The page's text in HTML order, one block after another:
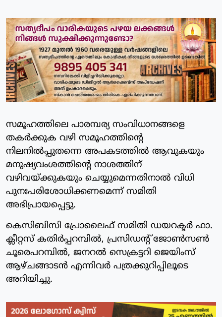
സമൂഹത്തിലെ പാരമ്പര്യ സംവിധാനങ്ങളെ
തകര്‍ക്കുക വഴി സമൂഹത്തിന്റെ
നിലനില്‍പ്പുതന്നെ അപകടത്തില്‍ ആവുകയും
മനുഷ്യവംശത്തിന്റെ നാശത്തിന്
വഴിവയ്ക്കുകയും ചെയ്യുമെന്നതിനാല്‍ വിധി
പുനഃപരിശോധിക്കണമെന്ന് സമിതി
അഭിപ്രായപ്പെട്ടു.
കെസിബിസി പ്രോലൈഫ് സമിതി ഡയറക്ടര്‍ ഫാ.
ക്ലീറ്റസ് കതിര്‍പ്പറമ്പില്‍, പ്രസിഡന്റ് ജോണ്‍സണ്‍
ചൂരെപറമ്പില്‍, ജനറല്‍ സെക്രട്ടറി ജെയിംസ്
ആഴ്ചങ്ങാടന്‍ എന്നിവര്‍ പത്രക്കുറിപ്പിലൂടെ
അറിയിച്ചു.